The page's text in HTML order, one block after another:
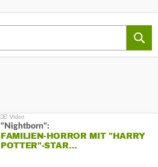
"Nightborn":
FAMILIEN-HORROR MIT "HARRY
POTTER"-STAR…